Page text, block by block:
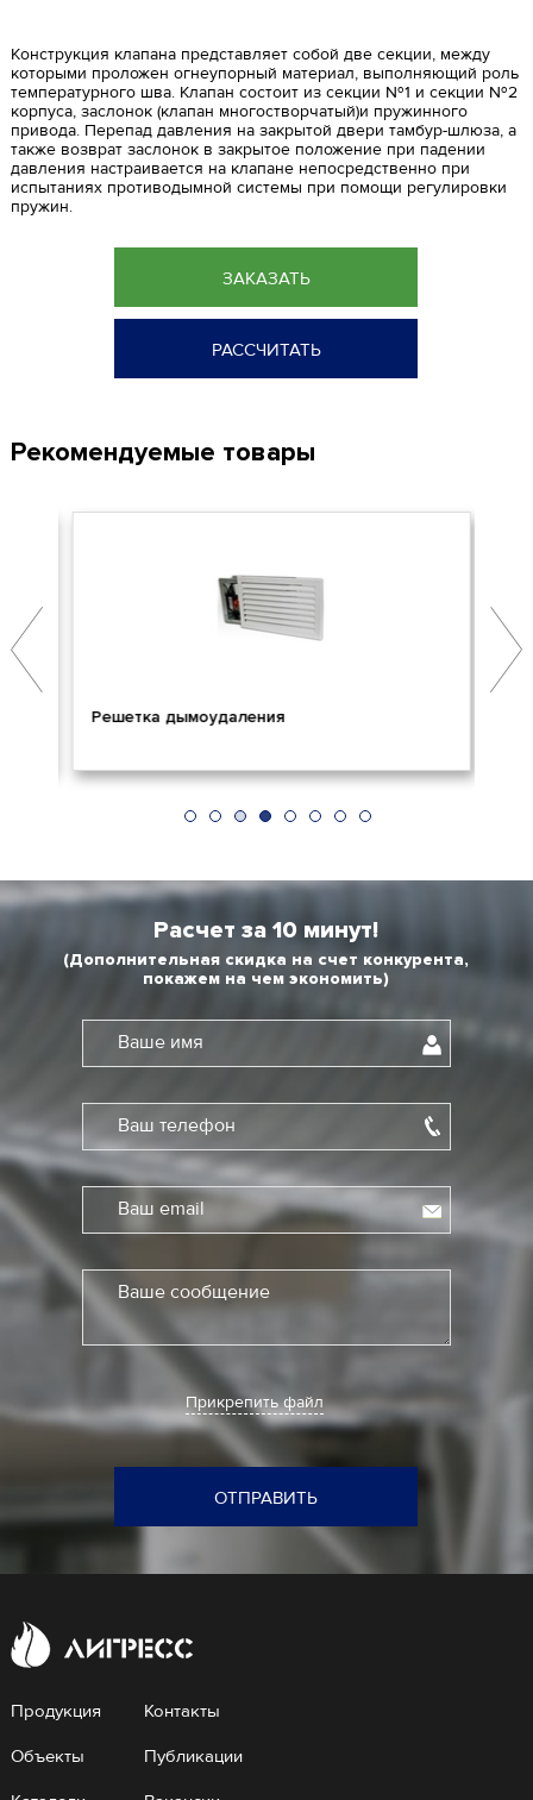
Конструкция клапана представляет собой две секции, между
которыми проложен огнеупорный материал, выполняющий роль
температурного шва. Клапан состоит из секции №1 и секции №2
корпуса, заслонок (клапан многостворчатый)и пружинного
привода. Перепад давления на закрытой двери тамбур-шлюза, а
также возврат заслонок в закрытое положение при падении
давления настраивается на клапане непосредственно при
испытаниях противодымной системы при помощи регулировки
пружин.
ЗАКАЗАТЬ
РАССЧИТАТЬ
Рекомендуемые товары
Решетка дымоудаления
Расчет за 10 минут!
(Дополнительная скидка на счет конкурента,
покажем на чем экономить)
Ваше имя
Ваш телефон
Ваш email
Ваше сообщение
Прикрепить файл
ОТПРАВИТЬ
Продукция
Объекты
Контакты
Публикации